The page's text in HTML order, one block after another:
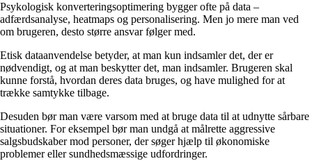
Psykologisk konverteringsoptimering bygger ofte på data –
adfærdsanalyse, heatmaps og personalisering. Men jo mere man ved
om brugeren, desto større ansvar følger med.
Etisk dataanvendelse betyder, at man kun indsamler det, der er
nødvendigt, og at man beskytter det, man indsamler. Brugeren skal
kunne forstå, hvordan deres data bruges, og have mulighed for at
trække samtykke tilbage.
Desuden bør man være varsom med at bruge data til at udnytte sårbare
situationer. For eksempel bør man undgå at målrette aggressive
salgsbudskaber mod personer, der søger hjælp til økonomiske
problemer eller sundhedsmæssige udfordringer.